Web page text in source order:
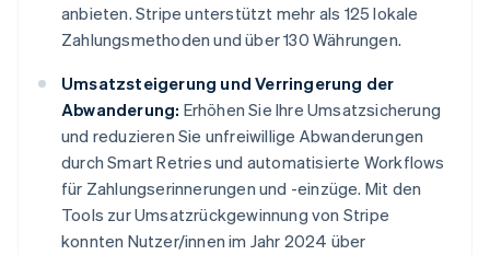
anbieten. Stripe unterstützt mehr als 125 lokale
Zahlungsmethoden und über 130 Währungen.
Umsatzsteigerung und Verringerung der
Abwanderung: Erhöhen Sie Ihre Umsatzsicherung
und reduzieren Sie unfreiwillige Abwanderungen
durch Smart Retries und automatisierte Workflows
für Zahlungserinnerungen und -einzüge. Mit den
Tools zur Umsatzrückgewinnung von Stripe
konnten Nutzer/innen im Jahr 2024 über